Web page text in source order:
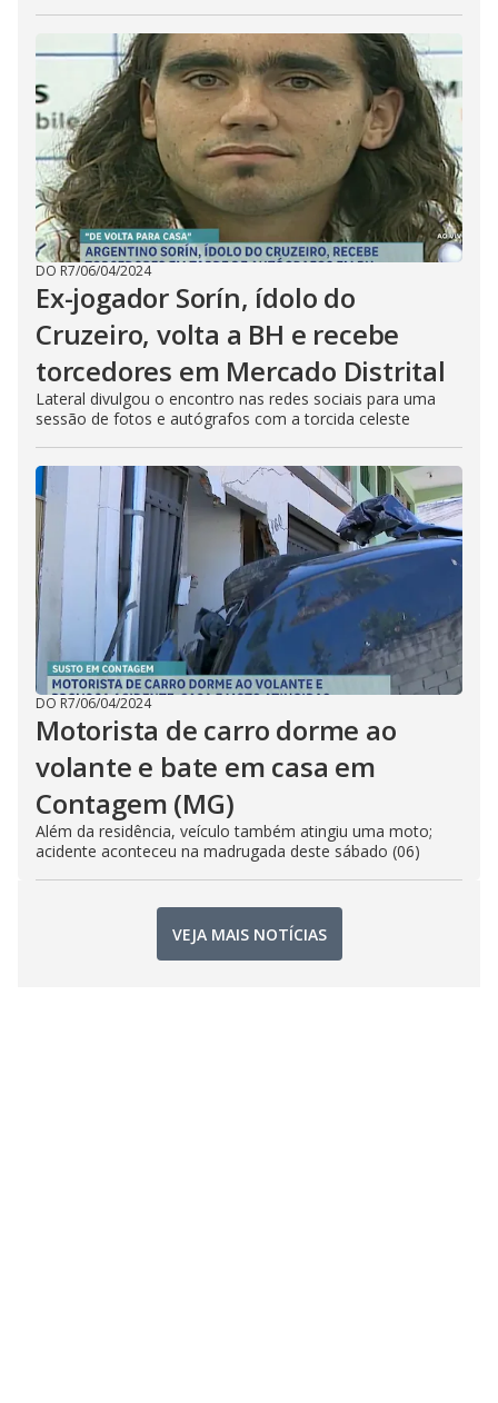
DO R7/06/04/2024
Ex-jogador Sorín, ídolo do
Cruzeiro, volta a BH e recebe
torcedores em Mercado Distrital
Lateral divulgou o encontro nas redes sociais para uma
sessão de fotos e autógrafos com a torcida celeste
DO R7/06/04/2024
Motorista de carro dorme ao
volante e bate em casa em
Contagem (MG)
Além da residência, veículo também atingiu uma moto;
acidente aconteceu na madrugada deste sábado (06)
VEJA MAIS NOTÍCIAS